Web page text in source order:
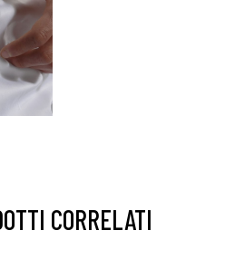
CORRELATI